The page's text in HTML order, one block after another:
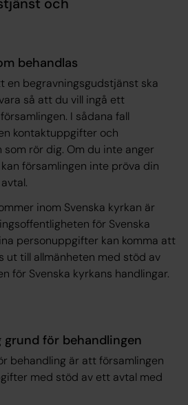
behandlas
en begravningsgudstjänst ska
så att du vill ingå ett
I sådana fall
kontaktuppgifter och
rör dig. Om du inte anger
församlingen inte pröva din
inom Svenska kyrkan är
för Svenska
personuppgifter kan komma att
ut till allmänheten med stöd av
för Svenska kyrkans handlingar.
grund för behandlingen
behandling är att församlingen
med stöd av ett avtal med